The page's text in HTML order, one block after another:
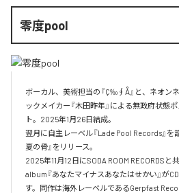
零度pool
ボーカル、美術担当の『Ç‰∮Å』と、ネオン
ックメイカー『木田昨年』による無政府状態
ト。2025年1月26日結成。
翌月に自主レーベル『Lade Pool Records』を
夏の骨』をリリース。
2025年11月12日にSODA ROOM RECORDSと
album『あなたマイナスあなたはせかい』が
す。同作は海外レーベルであるGerpfast